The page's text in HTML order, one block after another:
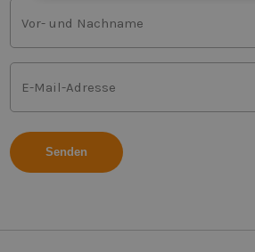
Vor-
und
Nachname
(Erforderlich)
E-
Mail-
Adresse
(Erforderlich)